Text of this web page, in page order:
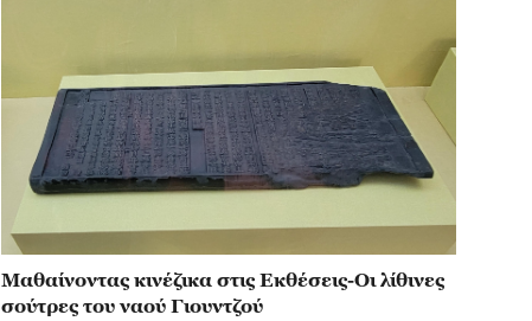
Μαθαίνοντας κινέζικα στις Εκθέσεις-Οι λίθινες
σούτρες του ναού Γιουντζού